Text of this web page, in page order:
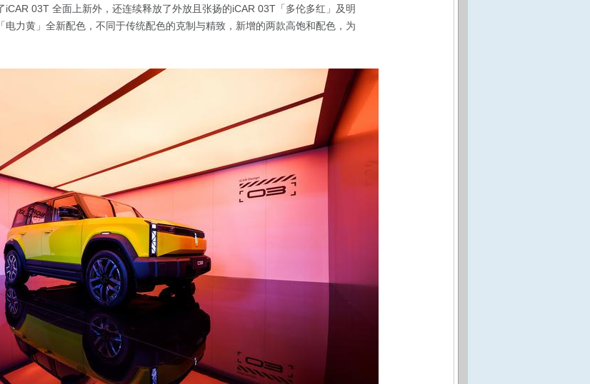
iCAR 03T 全面上新外，还连续释放了外放且张扬的iCAR 03T「多伦多红」及明
电力黄」全新配色，不同于传统配色的克制与精致，新增的两款高饱和配色，为